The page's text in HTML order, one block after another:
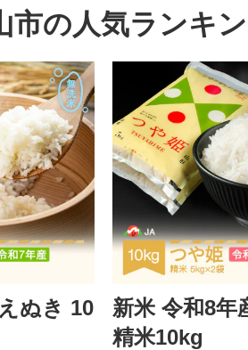
市の人気ランキ
ぬき 10
新米 令和8年
精米10kg